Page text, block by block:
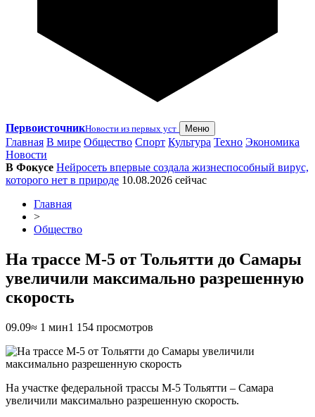
ПервоисточникНовости из первых уст Меню
Главная В мире Общество Спорт Культура Техно Экономика
Новости
В Фокусе Нейросеть впервые создала жизнеспособный вирус,
которого нет в природе 10.08.2026 сейчас
Главная
>
Общество
На трассе М-5 от Тольятти до Самары
увеличили максимально разрешенную
скорость
09.09≈ 1 мин1 154 просмотров
На участке федеральной трассы М-5 Тольятти – Самара
увеличили максимально разрешенную скорость.